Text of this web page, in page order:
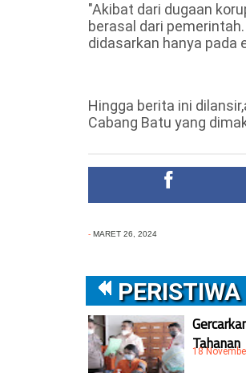
"Akibat dari dugaan
berasal dari
didasarkan hanya pada
Hingga berita ini
Cabang Batu yang
- MARET 26, 2024
PERISTIWA
Tahanan
18